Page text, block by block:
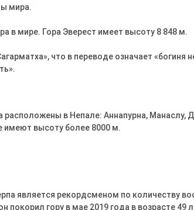
мира.
в мире. Гора Эверест имеет высоту 8 848 м.
что в переводе означает «богиня
расположены в Непале: Аннапурна, Манаслу,
имеют высоту более 8000 м.
является рекордсменом по количеству
покорил гору в мае 2019 года в возрасте 49